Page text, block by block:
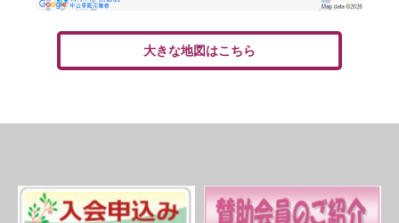
大きな地図はこちら